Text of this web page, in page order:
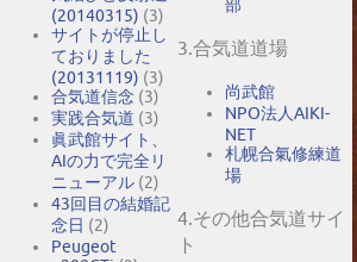
(20140315) (3)
サイトが停止し
ておりました
(20131119) (3)
合気道信念 (3)
実践合気道 (3)
眞武館サイト、
AIの力で完全リ
ニューアル (2)
43回目の結婚記
念日 (2)
Peugeot
部
3.合気道道場
尚武館
NPO法人AIKI-
NET
札幌合氣修練道
場
4.その他合気道サイ
ト